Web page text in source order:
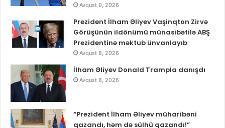
Avqust 9, 2026
Prezident İlham Əliyev Vaşinqton Zirvə
Görüşünün ildönümü münasibətilə ABŞ
Prezidentinə məktub ünvanlayıb
Avqust 8, 2026
İlham Əliyev Donald Trampla danışdı
Avqust 8, 2026
“Prezident İlham Əliyev müharibəni
qazandı, həm də sülhü qazandı!”